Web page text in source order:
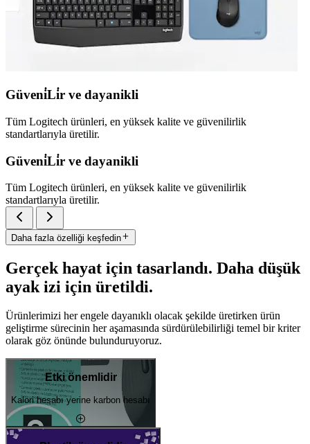
Güveni̇Li̇r ve dayanikli
Tüm Logitech ürünleri, en yüksek kalite ve güvenilirlik
standartlarıyla üretilir.
Güveni̇Li̇r ve dayanikli
Tüm Logitech ürünleri, en yüksek kalite ve güvenilirlik
standartlarıyla üretilir.
Daha fazla özelliği keşfedin
Gerçek hayat için tasarlandı. Daha düşük
ayak izi için üretildi.
Ürünlerimizi her engele dayanıklı olacak şekilde üretirken ürün
geliştirme sürecinin her aşamasında sürdürülebilirliği temel bir kriter
olarak göz önünde bulunduruyoruz.
Etki önemlidir
Kalori hesabı yerine karbon hesabı